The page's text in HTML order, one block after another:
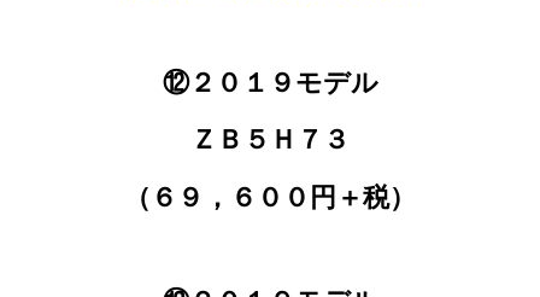
⑫２０１９モデル
ＺＢ５Ｈ７３
（６９，６００円＋税）